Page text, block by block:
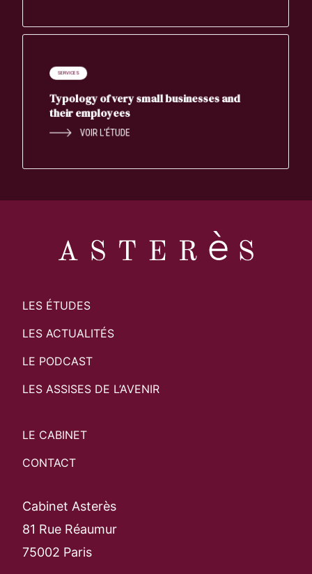
SERVICES
Typology of very small businesses and
their employees
VOIR L'ÉTUDE
LES ÉTUDES
LES ACTUALITÉS
LE PODCAST
LES ASSISES DE L’AVENIR
LE CABINET
CONTACT
Cabinet Asterès
81 Rue Réaumur
75002 Paris